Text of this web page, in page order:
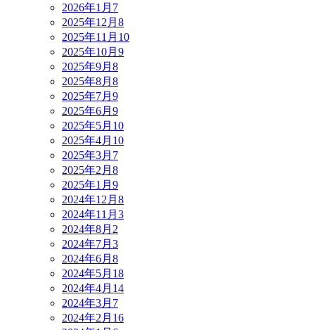
2026年1月 7
2025年12月 8
2025年11月 10
2025年10月 9
2025年9月 8
2025年8月 8
2025年7月 9
2025年6月 9
2025年5月 10
2025年4月 10
2025年3月 7
2025年2月 8
2025年1月 9
2024年12月 8
2024年11月 3
2024年8月 2
2024年7月 3
2024年6月 8
2024年5月 18
2024年4月 14
2024年3月 7
2024年2月 16